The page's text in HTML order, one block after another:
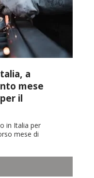
a
mese
il
in Italia per
mese di